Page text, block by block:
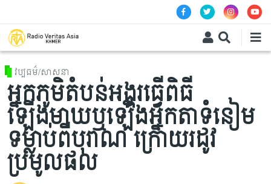
វប្បធម៌/សាសនា
អ្នកភូមិតំបន់អង្គរធ្វើពិធី
ឡើងមាឃឬឡើងអ្នកតាទំនៀម
ទម្លាប់ពីបុរាណ ក្រោយរដូវ
ប្រមូលផល